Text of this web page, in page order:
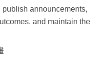
publish announcements,
and maintain the